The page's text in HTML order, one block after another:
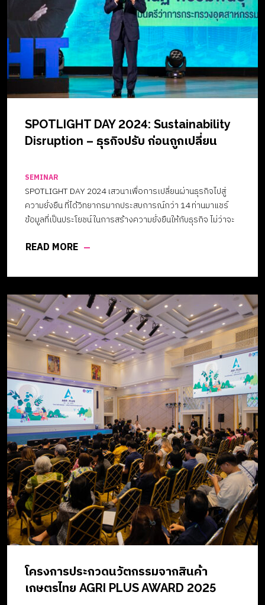
SPOTLIGHT DAY 2024: Sustainability
Disruption – ธุรกิจปรับ ก่อนถูกเปลี่ยน
SEMINAR
SPOTLIGHT DAY 2024 เสวนาเพื่อการเปลี่ยนผ่านธุรกิจไปสู่
ความยั่งยืน ที่ได้วิทยากรมากประสบการณ์กว่า 14 ท่านมาแชร์
ข้อมูลที่เป็นประโยชน์ในการสร้างความยั่งยืนให้กับธุรกิจ ไม่ว่าจะ
นักการตลาด รวมถึงตัวแทนภาคประชาชนที่หันมารณรงค์ในการ
สำหรับการเปลี่ยนผ่านธุรกิจไปสู่ความยั่งยืน และยังได้รับเกียรติ
อุตสาหกรรม มาเป็นประธานเปิดงาน พร้อมกล่าวปาฐกถาพิเศษ
ในหัวข้อ “โอกาสของธุรกิจไทย เปลี่ยนผ่านสู่ความยั่งยืน” สร้าง
องค์ความรู้ที่เป็นประโยชน์ สร้างการพัฒนาและเปลี่ยนแปลง
ธุรกิจไทยไปสู่ความยั่งยืน
READ MORE
โครงการประกวดนวัตกรรมจากสินค้า
เกษตรไทย AGRI PLUS AWARD 2025